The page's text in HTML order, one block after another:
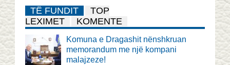
TË FUNDIT
TOP
LEXIMET
KOMENTE
Komuna e Dragashit nënshkruan
memorandum me një kompani
malajzeze!